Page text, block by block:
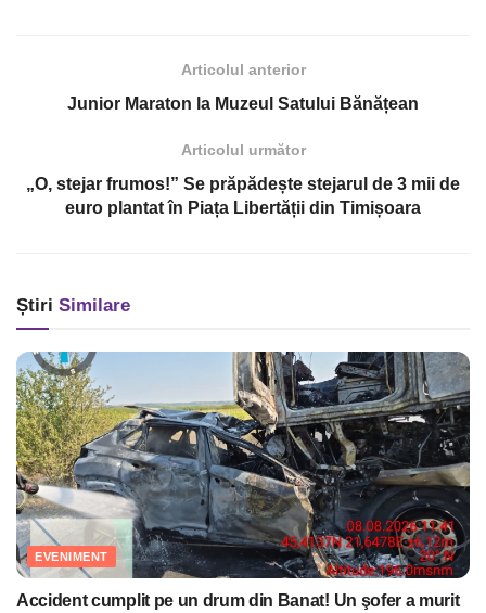
Articolul anterior
Junior Maraton la Muzeul Satului Bănățean
Articolul următor
„O, stejar frumos!” Se prăpădește stejarul de 3 mii de
euro plantat în Piața Libertății din Timișoara
Știri Similare
EVENIMENT
Accident cumplit pe un drum din Banat! Un şofer a murit